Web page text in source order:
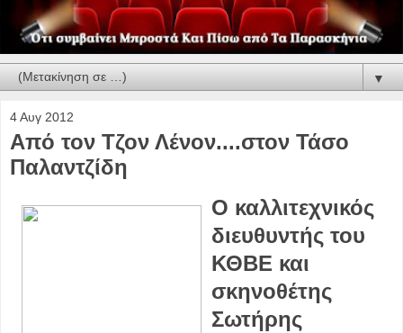
▼
4 Αυγ 2012
Από τον Τζον Λένον....στον Τάσο
Παλαντζίδη
Ο καλλιτεχνικός
διευθυντής του
ΚΘΒΕ και
σκηνοθέτης
Σωτήρης